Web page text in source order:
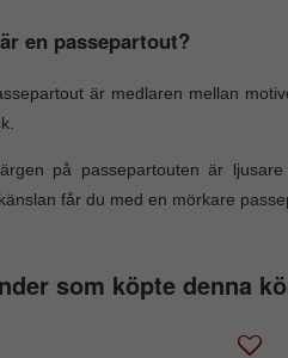
en passepartout?
är medlaren mellan
på passepartouten är
får du med en mörkare
som köpte denna